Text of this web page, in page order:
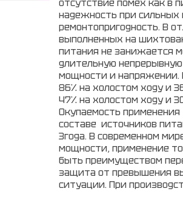
отсутствие помех как в
надежность при
ремонтопригодность. В
выполненных на
питания не занижается
длительную
мощности и напряжении.
86% на холостом ходу и
47% на холостом ходу и
Окупаемость
составе источников
3года. В современном
мощности, применение
быть преимуществом
защита от превышения
ситуации. При